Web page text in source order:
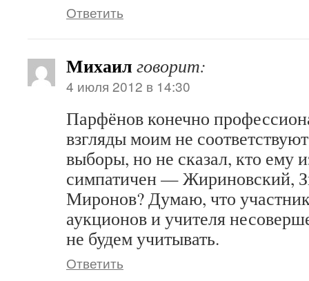
Ответить
Михаил говорит:
4 июля 2012 в 14:30
Парфёнов конечно
взгляды моим не
выборы, но не сказал, кто ему
симпатичен — Жириновский,
Миронов? Думаю, что
аукционов и учителя
не будем учитывать.
Ответить